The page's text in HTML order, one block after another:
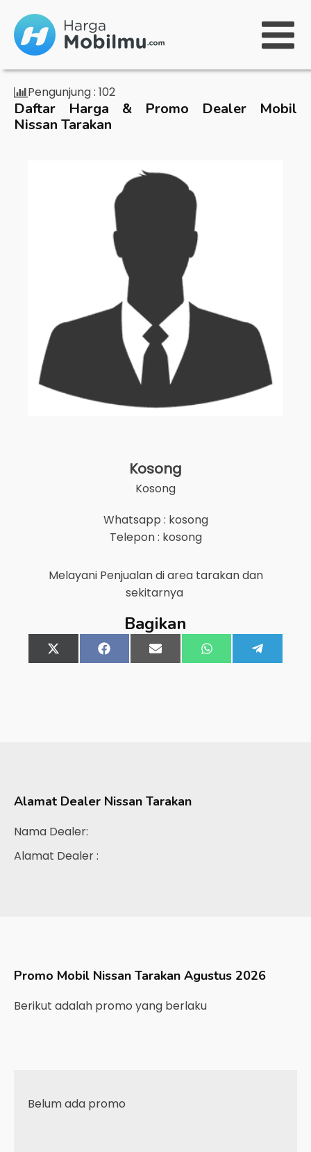
Pengunjung : 102
Daftar Harga & Promo Dealer Mobil
Nissan Tarakan
Kosong
Kosong
Whatsapp : kosong
Telepon : kosong
Melayani Penjualan di area tarakandan
sekitarnya
Bagikan
Share
on
X
(Twitter)
Share
on
FacebookShare
on
Email Share
on
WhatsApp
on
Alamat Dealer Nissan Tarakan
Nama Dealer:
Alamat Dealer :
Promo Mobil Nissan Tarakan Agustus 2026
Berikut adalah promo yang berlaku
Belum ada promo